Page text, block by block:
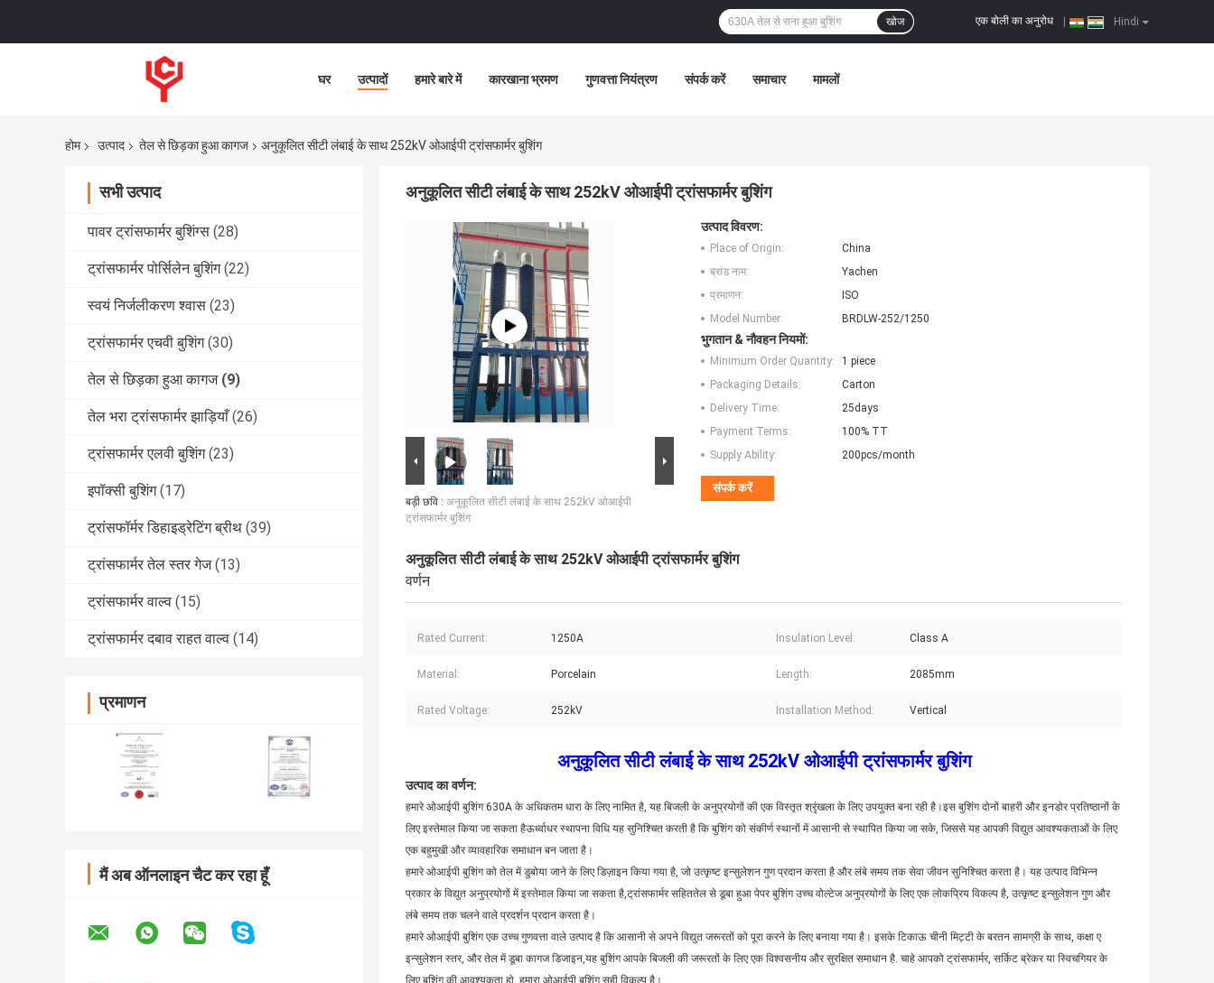
Hindi
एक बोली का अनुरोध
खोज
घर उत्पादों हमारे बारे में कारखाना भ्रमण गुणवत्ता नियंत्रण संपर्क करें समाचार मामलों
होम उत्पाद तेल से छिड़का हुआ कागज अनुकूलित सीटी लंबाई के साथ 252kV ओआईपी ट्रांसफार्मर बुशिंग
सभी उत्पाद
पावर ट्रांसफार्मर बुशिंग्स (28)
ट्रांसफार्मर पोर्सिलेन बुशिंग (22)
स्वयं निर्जलीकरण श्वास (23)
ट्रांसफार्मर एचवी बुशिंग (30)
तेल से छिड़का हुआ कागज (9)
तेल भरा ट्रांसफार्मर झाड़ियाँ (26)
ट्रांसफार्मर एलवी बुशिंग (23)
इपॉक्सी बुशिंग (17)
ट्रांसफॉर्मर डिहाइड्रेटिंग ब्रीथ (39)
ट्रांसफार्मर तेल स्तर गेज (13)
ट्रांसफार्मर वाल्व (15)
ट्रांसफार्मर दबाव राहत वाल्व (14)
प्रमाणन
मैं अब ऑनलाइन चैट कर रहा हूँ
अनुकूलित सीटी लंबाई के साथ 252kV ओआईपी ट्रांसफार्मर बुशिंग
बड़ी छवि : अनुकूलित सीटी लंबाई के साथ 252kV ओआईपी
ट्रांसफार्मर बुशिंग
उत्पाद विवरण:
Place of Origin:
China
ब्रांड नाम:
Yachen
प्रमाणन:
ISO
Model Number:
BRDLW-252/1250
भुगतान & नौवहन नियमों:
Minimum Order Quantity:
1 piece
Packaging Details:
Carton
Delivery Time:
25days
Payment Terms:
100% TT
Supply Ability:
200pcs/month
संपर्क करें
अनुकूलित सीटी लंबाई के साथ 252kV ओआईपी ट्रांसफार्मर बुशिंग
वर्णन
Rated Current: 1250A Insulation Level: Class A
Material: Porcelain Length: 2085mm
Rated Voltage: 252kV Installation Method: Vertical
अनुकूलित सीटी लंबाई के साथ 252kV ओआईपी ट्रांसफार्मर बुशिंग
उत्पाद का वर्णन:
हमारे ओआईपी बुशिंग 630A के अधिकतम धारा के लिए नामित है, यह बिजली के अनुप्रयोगों की एक विस्तृत श्रृंखला के लिए उपयुक्त बना रही है।इस बुशिंग दोनों बाहरी और इनडोर प्रतिष्ठानों के
लिए इस्तेमाल किया जा सकता हैऊर्ध्वाधर स्थापना विधि यह सुनिश्चित करती है कि बुशिंग को संकीर्ण स्थानों में आसानी से स्थापित किया जा सके, जिससे यह आपकी विद्युत आवश्यकताओं के लिए
एक बहुमुखी और व्यावहारिक समाधान बन जाता है।
हमारे ओआईपी बुशिंग को तेल में डुबोया जाने के लिए डिज़ाइन किया गया है, जो उत्कृष्ट इन्सुलेशन गुण प्रदान करता है और लंबे समय तक सेवा जीवन सुनिश्चित करता है। यह उत्पाद विभिन्न
प्रकार के विद्युत अनुप्रयोगों में इस्तेमाल किया जा सकता है,ट्रांसफार्मर सहिततेल से डूबा हुआ पेपर बुशिंग उच्च वोल्टेज अनुप्रयोगों के लिए एक लोकप्रिय विकल्प है, उत्कृष्ट इन्सुलेशन गुण और
लंबे समय तक चलने वाले प्रदर्शन प्रदान करता है।
हमारे ओआईपी बुशिंग एक उच्च गुणवत्ता वाले उत्पाद है कि आसानी से अपने विद्युत जरूरतों को पूरा करने के लिए बनाया गया है। इसके टिकाऊ चीनी मिट्टी के बरतन सामग्री के साथ, कक्षा ए
इन्सुलेशन स्तर, और तेल में डूबा कागज डिजाइन,यह बुशिंग आपके बिजली की जरूरतों के लिए एक विश्वसनीय और सुरक्षित समाधान है. चाहे आपको ट्रांसफार्मर, सर्किट ब्रेकर या स्विचगियर के